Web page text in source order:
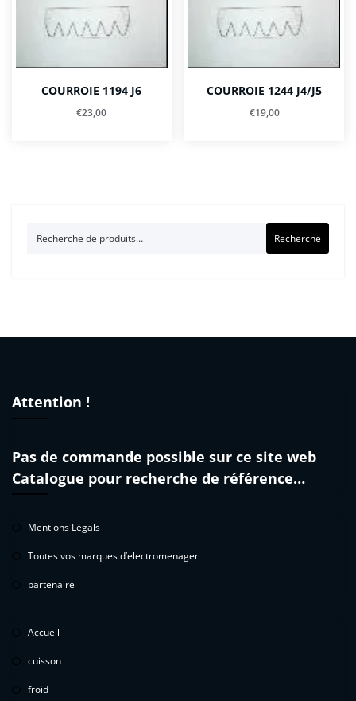
COURROIE 1194 J6
€23,00
COURROIE 1244 J4/J5
€19,00
Recherche
Attention !
Pas de commande possible sur ce site web
Catalogue pour recherche de référence…
Mentions Légals
Toutes vos marques d’electromenager
partenaire
Accueil
cuisson
froid